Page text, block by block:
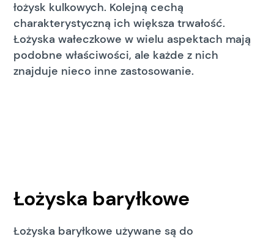
łożysk kulkowych. Kolejną cechą
charakterystyczną ich większa trwałość.
Łożyska wałeczkowe w wielu aspektach mają
podobne właściwości, ale każde z nich
znajduje nieco inne zastosowanie.
Łożyska baryłkowe
Łożyska baryłkowe używane są do